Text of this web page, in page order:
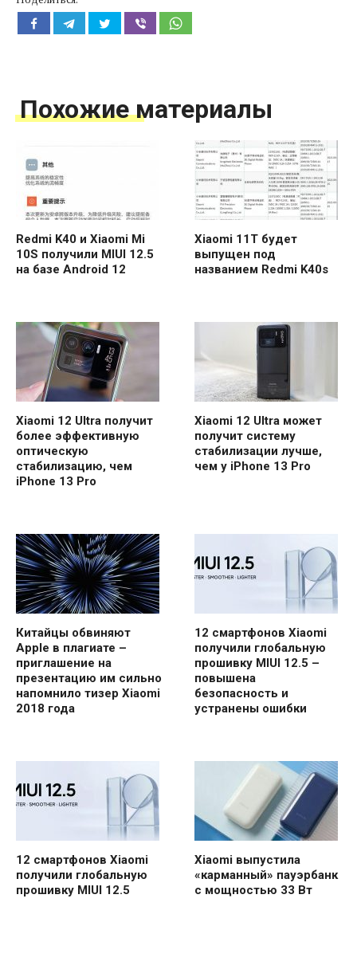
Похожие материалы
Redmi K40 и Xiaomi Mi
10S получили MIUI 12.5
на базе Android 12
Xiaomi 11T будет
выпущен под
названием Redmi K40s
Xiaomi 12 Ultra получит
более эффективную
оптическую
стабилизацию, чем
iPhone 13 Pro
Xiaomi 12 Ultra может
получит систему
стабилизации лучше,
чем у iPhone 13 Pro
Китайцы обвиняют
Apple в плагиате –
приглашение на
презентацию им сильно
напомнило тизер Xiaomi
2018 года
12 смартфонов Xiaomi
получили глобальную
прошивку MIUI 12.5 –
повышена
безопасность и
устранены ошибки
12 смартфонов Xiaomi
получили глобальную
прошивку MIUI 12.5
Xiaomi выпустила
«карманный» пауэрбанк
с мощностью 33 Вт